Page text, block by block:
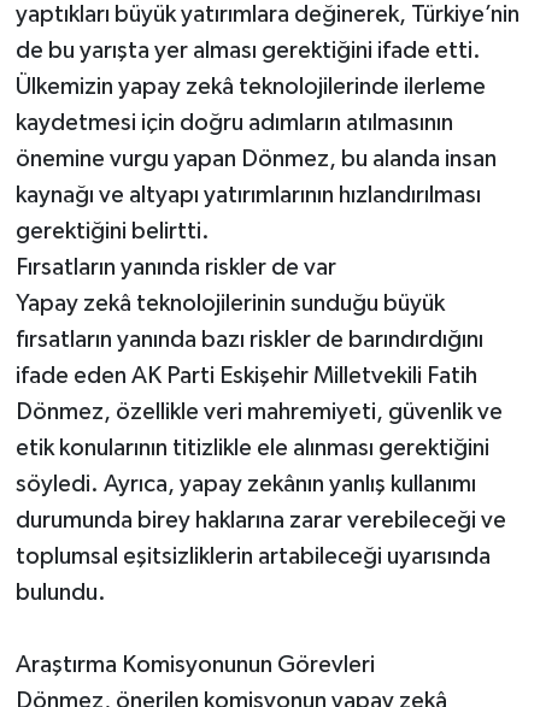
yaptıkları büyük yatırımlara değinerek, Türkiye’nin
de bu yarışta yer alması gerektiğini ifade etti.
Ülkemizin yapay zekâ teknolojilerinde ilerleme
kaydetmesi için doğru adımların atılmasının
önemine vurgu yapan Dönmez, bu alanda insan
kaynağı ve altyapı yatırımlarının hızlandırılması
gerektiğini belirtti.
Fırsatların yanında riskler de var
Yapay zekâ teknolojilerinin sunduğu büyük
fırsatların yanında bazı riskler de barındırdığını
ifade eden AK Parti Eskişehir Milletvekili Fatih
Dönmez, özellikle veri mahremiyeti, güvenlik ve
etik konularının titizlikle ele alınması gerektiğini
söyledi. Ayrıca, yapay zekânın yanlış kullanımı
durumunda birey haklarına zarar verebileceği ve
toplumsal eşitsizliklerin artabileceği uyarısında
bulundu.
Araştırma Komisyonunun Görevleri
Dönmez, önerilen komisyonun yapay zekâ